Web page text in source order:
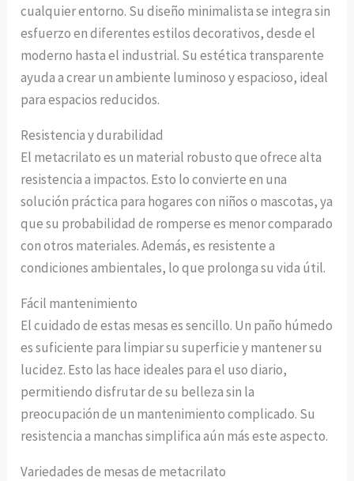
cualquier entorno. Su diseño minimalista se integra sin
esfuerzo en diferentes estilos decorativos, desde el
moderno hasta el industrial. Su estética transparente
ayuda a crear un ambiente luminoso y espacioso, ideal
para espacios reducidos.
Resistencia y durabilidad
El metacrilato es un material robusto que ofrece alta
resistencia a impactos. Esto lo convierte en una
solución práctica para hogares con niños o mascotas, ya
que su probabilidad de romperse es menor comparado
con otros materiales. Además, es resistente a
condiciones ambientales, lo que prolonga su vida útil.
Fácil mantenimiento
El cuidado de estas mesas es sencillo. Un paño húmedo
es suficiente para limpiar su superficie y mantener su
lucidez. Esto las hace ideales para el uso diario,
permitiendo disfrutar de su belleza sin la
preocupación de un mantenimiento complicado. Su
resistencia a manchas simplifica aún más este aspecto.
Variedades de mesas de metacrilato